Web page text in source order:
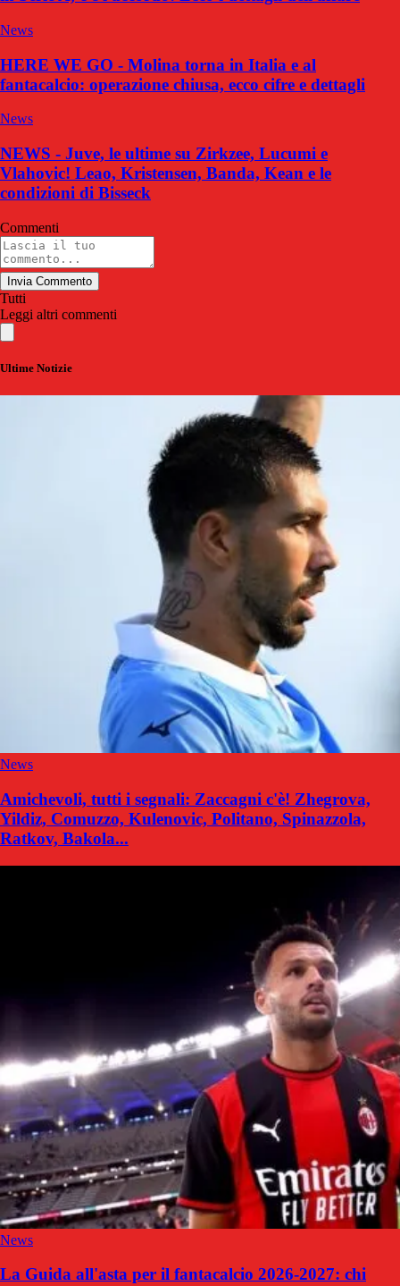
News
HERE WE GO - Molina torna in Italia e al
fantacalcio: operazione chiusa, ecco cifre e dettagli
News
NEWS - Juve, le ultime su Zirkzee, Lucumi e
Vlahovic! Leao, Kristensen, Banda, Kean e le
condizioni di Bisseck
Commenti
Invia Commento
Tutti
Leggi altri commenti
Ultime Notizie
News
Amichevoli, tutti i segnali: Zaccagni c'è! Zhegrova,
Yildiz, Comuzzo, Kulenovic, Politano, Spinazzola,
Ratkov, Bakola...
News
La Guida all'asta per il fantacalcio 2026-2027: chi